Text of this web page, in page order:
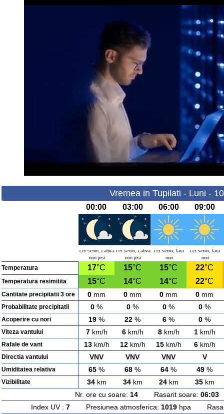
Vremea in Tupilati - Luni -
00:00 03:00 06:00 09:00
cer senin, cativa
nori josi
cer senin, cativa
nori josi
cer senin, fara
nori
cer senin, fara
nori
Temperatura 17°C 15°C 15°C 22°C
Temperatura resimitita 15°C 14°C 14°C 22°C
Cantitate precipitatii 3 ore 0 mm 0 mm 0 mm 0 mm
Probabilitate precipitatii 0 % 0 % 0 % 0 %
Acoperire cu nori 19 % 22 % 6 % 0 %
Viteza vantului 7km/h 6km/h 8km/h 1km/h
Rafale de vant 13km/h 12km/h 15km/h 6km/h
Directia vantului VNV VNV VNV V
Umiditatea relativa 65 % 68 % 64 % 49 %
Vizibilitate 34km 34km 24km 35km
Nr. ore cu soare: 14Rasarit soare: 06:03
Index UV : 7Presiunea atmosferica: 1019hpa